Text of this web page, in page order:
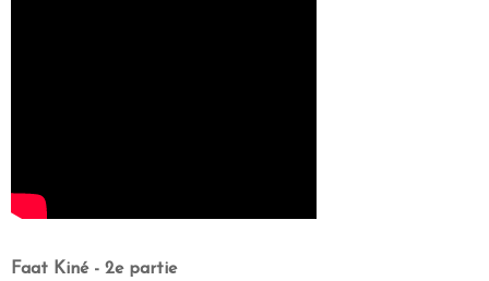
Faat Kiné - 2e partie